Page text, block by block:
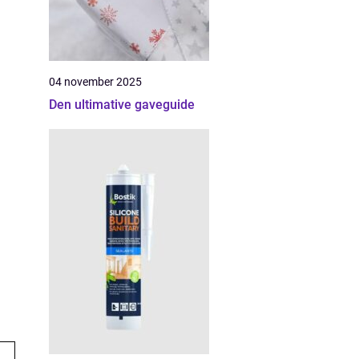
04 november 2025
Den ultimative gaveguide